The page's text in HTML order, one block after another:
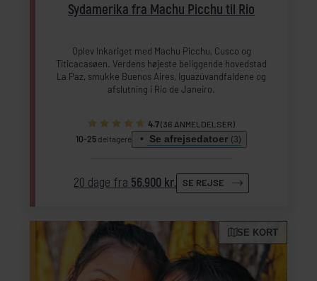
Sydamerika fra Machu Picchu til Rio
Oplev Inkariget med Machu Picchu, Cusco og
Titicacasøen. Verdens højeste beliggende hovedstad
La Paz, smukke Buenos Aires, Iguazúvandfaldene og
afslutning i Rio de Janeiro.
4.7(36 ANMELDELSER)
10-25 deltagere Se afrejsedatoer (3)
20 dage fra 56.900 kr. SE REJSE
SE KORT